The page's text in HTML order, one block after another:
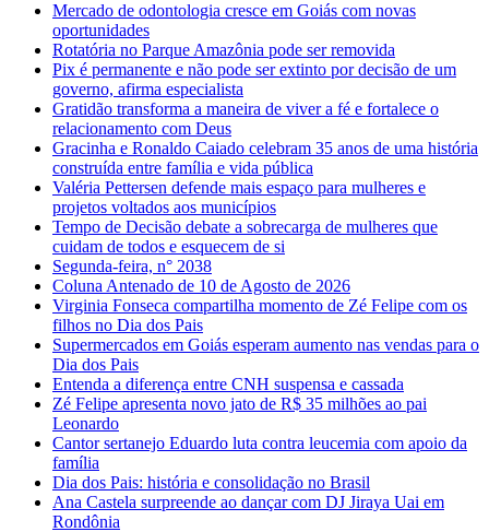
Mercado de odontologia cresce em Goiás com novas
oportunidades
Rotatória no Parque Amazônia pode ser removida
Pix é permanente e não pode ser extinto por decisão de um
governo, afirma especialista
Gratidão transforma a maneira de viver a fé e fortalece o
relacionamento com Deus
Gracinha e Ronaldo Caiado celebram 35 anos de uma história
construída entre família e vida pública
Valéria Pettersen defende mais espaço para mulheres e
projetos voltados aos municípios
Tempo de Decisão debate a sobrecarga de mulheres que
cuidam de todos e esquecem de si
Segunda-feira, n° 2038
Coluna Antenado de 10 de Agosto de 2026
Virginia Fonseca compartilha momento de Zé Felipe com os
filhos no Dia dos Pais
Supermercados em Goiás esperam aumento nas vendas para o
Dia dos Pais
Entenda a diferença entre CNH suspensa e cassada
Zé Felipe apresenta novo jato de R$ 35 milhões ao pai
Leonardo
Cantor sertanejo Eduardo luta contra leucemia com apoio da
família
Dia dos Pais: história e consolidação no Brasil
Ana Castela surpreende ao dançar com DJ Jiraya Uai em
Rondônia